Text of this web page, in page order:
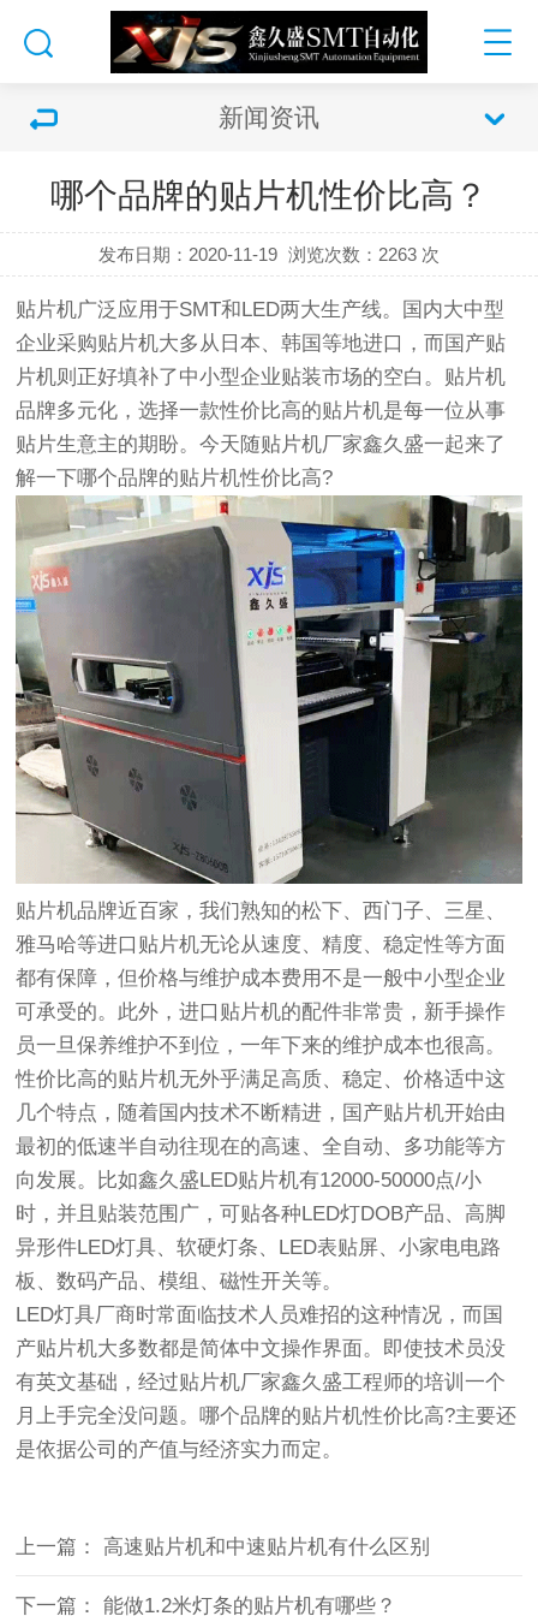
新闻资讯
哪个品牌的贴片机性价比高？
发布日期：2020-11-19 浏览次数： 2263 次
贴片机广泛应用于SMT和LED两大生产线。国内大中型
企业采购贴片机大多从日本、韩国等地进口，而国产贴
片机则正好填补了中小型企业贴装市场的空白。贴片机
品牌多元化，选择一款性价比高的贴片机是每一位从事
贴片生意主的期盼。今天随贴片机厂家鑫久盛一起来了
解一下哪个品牌的贴片机性价比高?
贴片机品牌近百家，我们熟知的松下、西门子、三星、
雅马哈等进口贴片机无论从速度、精度、稳定性等方面
都有保障，但价格与维护成本费用不是一般中小型企业
可承受的。此外，进口贴片机的配件非常贵，新手操作
员一旦保养维护不到位，一年下来的维护成本也很高。
性价比高的贴片机无外乎满足高质、稳定、价格适中这
几个特点，随着国内技术不断精进，国产贴片机开始由
最初的低速半自动往现在的高速、全自动、多功能等方
向发展。比如鑫久盛LED贴片机有12000-50000点/小
时，并且贴装范围广，可贴各种LED灯DOB产品、高脚
异形件LED灯具、软硬灯条、LED表贴屏、小家电电路
板、数码产品、模组、磁性开关等。
LED灯具厂商时常面临技术人员难招的这种情况，而国
产贴片机大多数都是简体中文操作界面。即使技术员没
有英文基础，经过贴片机厂家鑫久盛工程师的培训一个
月上手完全没问题。哪个品牌的贴片机性价比高?主要还
是依据公司的产值与经济实力而定。
上一篇： 高速贴片机和中速贴片机有什么区别
下一篇： 能做1.2米灯条的贴片机有哪些？